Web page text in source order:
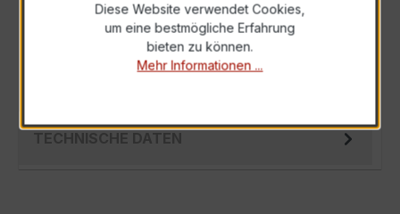
Der EASKD 31.5 3x100/5A 2,5VA Kl.0,5 ist ein
kompakter, hochpräziser Niederspannungs-
Verrechnungsstromwandler der bewährten…
TECHNISCHE DATEN
Diese Website verwendet Cookies,
um eine bestmögliche Erfahrung
bieten zu können.
Mehr Informationen ...